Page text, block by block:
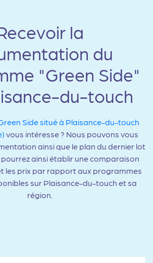
la
du
"Green Side"
du-touch
Side situé à Plaisance-du-touch
vous intéresse ? Nous pouvons vous
ainsi que le plan du dernier lot
ainsi établir une comparaison
les prix par rapport aux programmes
sur Plaisance-du-touch et sa
région.